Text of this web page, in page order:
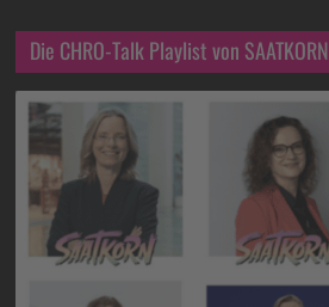
Die CHRO-Talk Playlist von SAATKORN